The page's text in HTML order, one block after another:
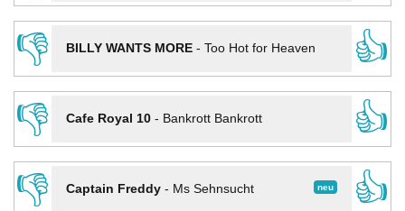
👎
BILLY WANTS MORE- Too Hot for Heaven
👍
👎
Cafe Royal 10- Bankrott Bankrott
👍
👎
neu
Captain Freddy- Ms Sehnsucht
👍